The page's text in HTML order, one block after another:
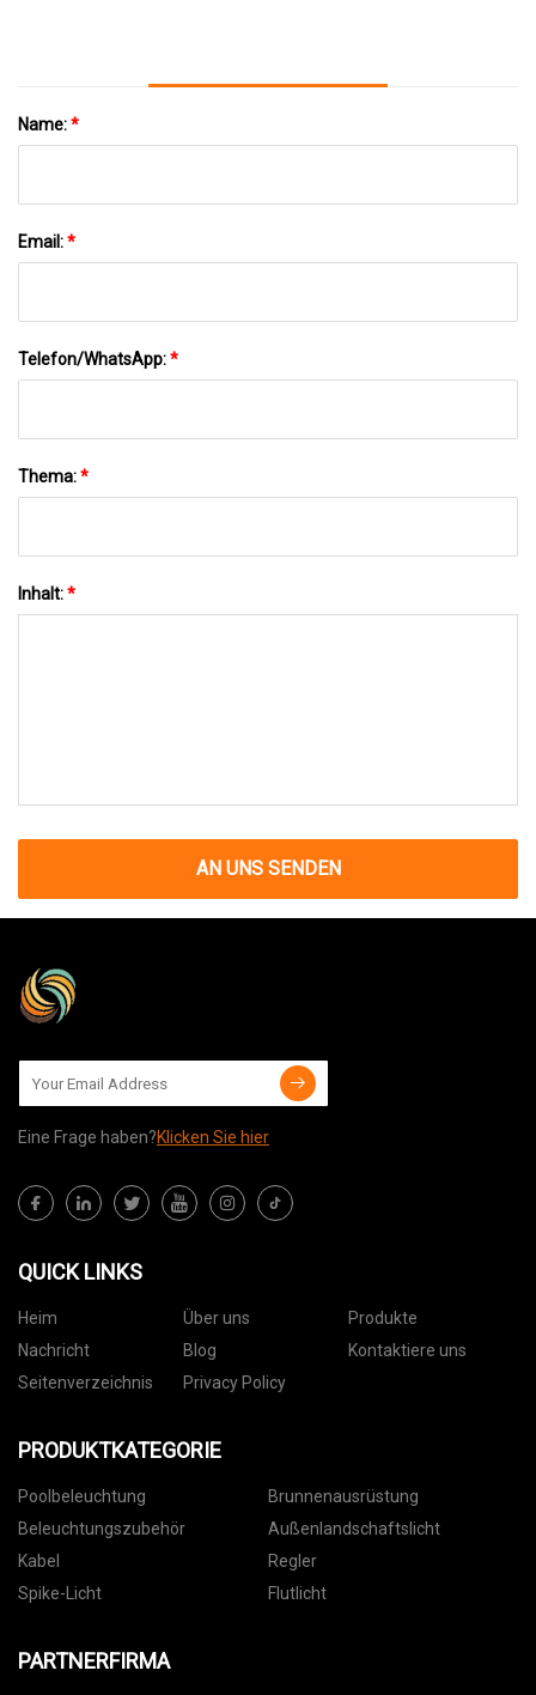
Name:*
Email:*
Telefon/WhatsApp:*
Thema:*
Inhalt:*
AN UNS SENDEN
Eine Frage haben?Klicken Sie hier
QUICK LINKS
Heim Über uns
Produkte
Nachricht
Blog
Kontaktiere uns
Seitenverzeichnis
Privacy Policy
PRODUKTKATEGORIE
Poolbeleuchtung
Brunnenausrüstung
Beleuchtungszubehör
Außenlandschaftslicht
Kabel
Regler
Spike-Licht
Flutlicht
PARTNERFIRMA